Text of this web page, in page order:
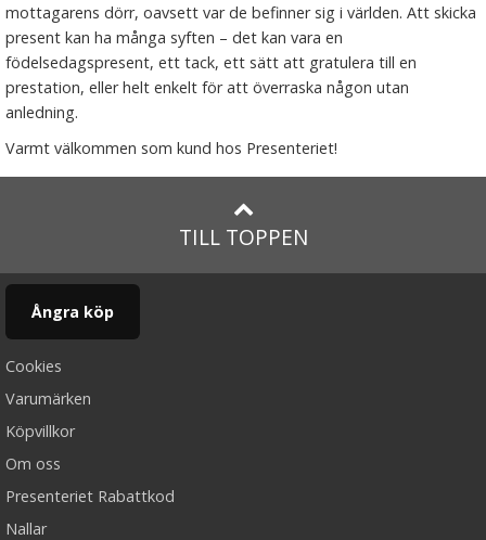
mottagarens dörr, oavsett var de befinner sig i världen. Att skicka
present kan ha många syften – det kan vara en
födelsedagspresent, ett tack, ett sätt att gratulera till en
prestation, eller helt enkelt för att överraska någon utan
anledning.
Varmt välkommen som kund hos Presenteriet!
TILL TOPPEN
Ångra köp
Cookies
Varumärken
Köpvillkor
Om oss
Presenteriet Rabattkod
Nallar